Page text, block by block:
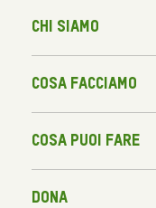
Chi siamo
Cosa facciamo
Cosa puoi fare
Dona